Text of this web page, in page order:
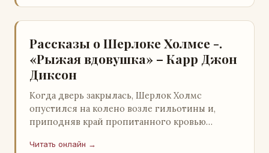
Рассказы о Шерлоке Холмсе -.
«Рыжая вдовушка» – Карр Джон
Диксон
Когда дверь закрылась, Шерлок Холмс
опустился на колено возле гильотины и,
приподняв край пропитанного кровью
скрывался под ним…
Читать онлайн →